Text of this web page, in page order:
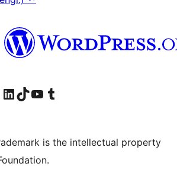
besuchen
WordPress.org besuchen
Konto von WordPress.org besuchen
Das LinkedIn-Konto von WordPress.org besuchen
Das TikTok-Konto von WordPress.org besuchen
Den YouTube-Kanal von WordPress.org besuchen
Das Tumblr-Konto von WordPress.org besuchen
is the intellectual property